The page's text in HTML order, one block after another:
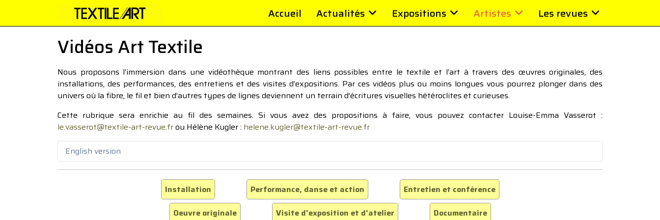
Accueil Actualités Expositions Artistes Les revues
Vidéos Art Textile
Nous proposons l’immersion dans une vidéothèque montrant des liens possibles entre le textile et l’art à travers des œuvres originales, des
installations, des performances, des entretiens et des visites d’expositions. Par ces vidéos plus ou moins longues vous pourrez plonger dans des
univers où la fibre, le fil et bien d’autres types de lignes deviennent un terrain d’écritures visuelles hétéroclites et curieuses.
Cette rubrique sera enrichie au fil des semaines. Si vous avez des propositions à faire, vous pouvez contacter Louise-Emma Vasserot :
le.vasserot@textile-art-revue.frou Hélène Kugler : helene.kugler@textile-art-revue.fr
English version
Installation Performance, danse et action
Entretien et conférence
Oeuvre originale
Visite d'exposition et d'atelier Documentaire